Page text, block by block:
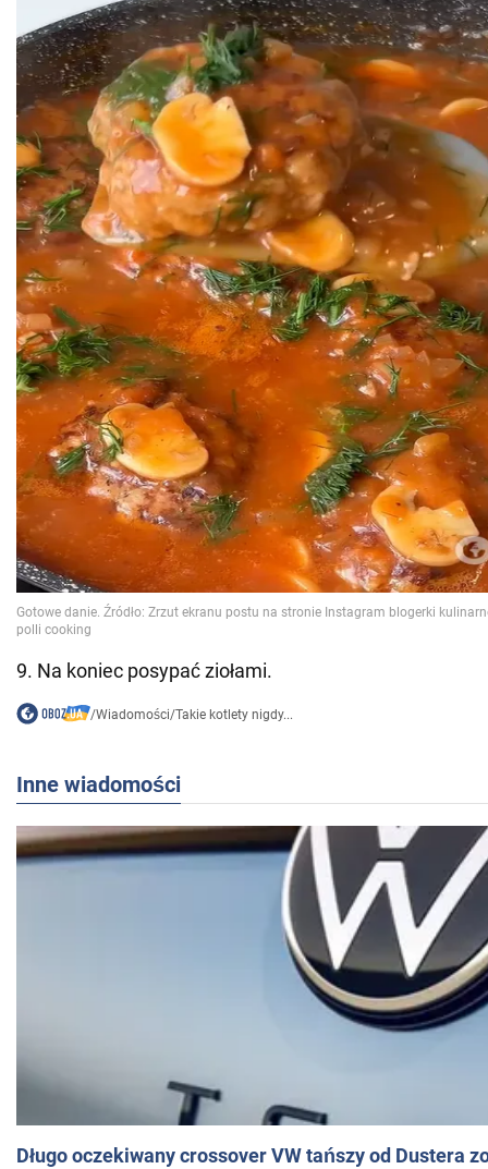
9. Na koniec posypać ziołami.
/Wiadomości/Takie kotlety nigdy...
Inne wiadomości
Długo oczekiwany crossover VW tańszy od Dustera